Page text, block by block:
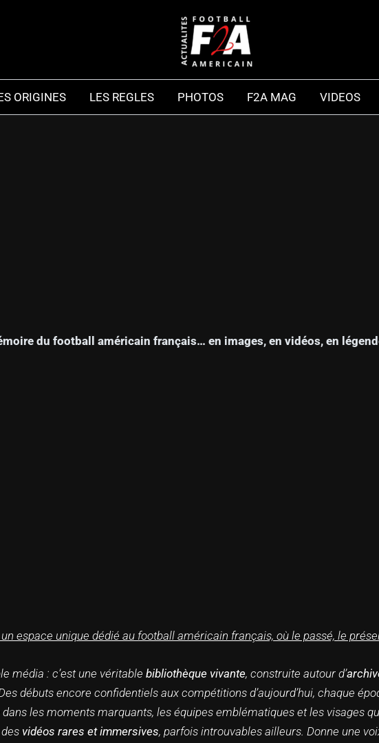
ORIGINES LES REGLES PHOTOS F2A MAG VIDEOS
du football américain français… en images, en vidéos, en
espace unique dédié au football américain français, où le passé, le
média : c’est une véritable bibliothèque vivante, construite autour d’
débuts encore confidentiels aux compétitions d’aujourd’hui, chaque
dans les moments marquants, les équipes emblématiques et les visages
vidéos rares et immersives, parfois introuvables ailleurs. Donne une